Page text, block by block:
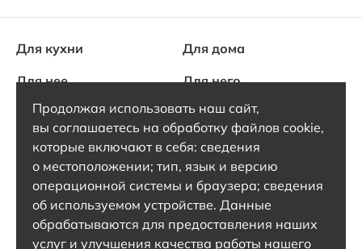
Для кухни
Для дома
Для нее
Для него
Для одежды
Блог
Поддержка
Контакты
Продолжая использовать наш сайт,
вы соглашаетесь на обработку файлов cookie,
которые включают в себя: сведения
о местоположении; тип, язык и версию
операционной системы и браузера; сведения
об используемом устройстве. Данные
обрабатываются для предоставления наших
услуг и улучшения качества работы нашего